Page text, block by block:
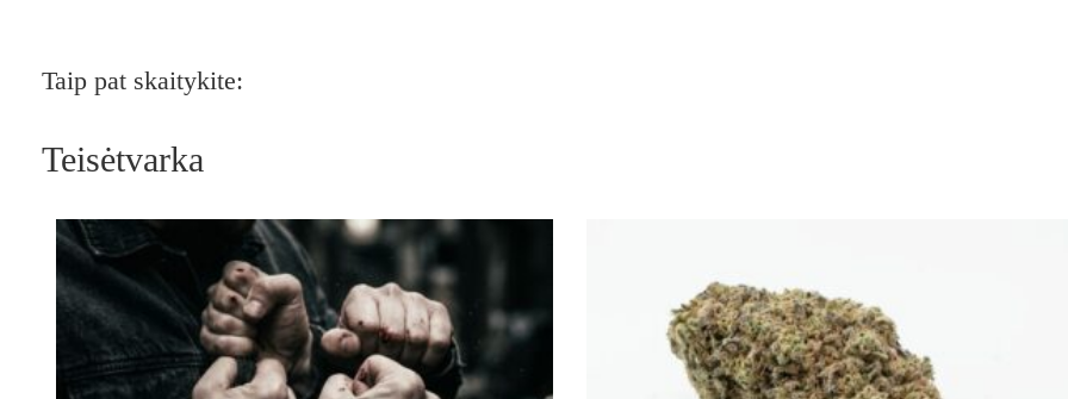
Taip pat skaitykite:
Teisėtvarka